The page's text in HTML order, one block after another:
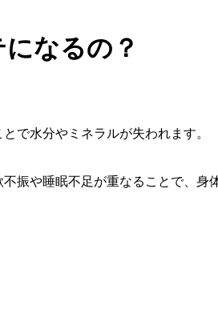
なるの？
で水分やミネラルが失われます。
振や睡眠不足が重なることで、身